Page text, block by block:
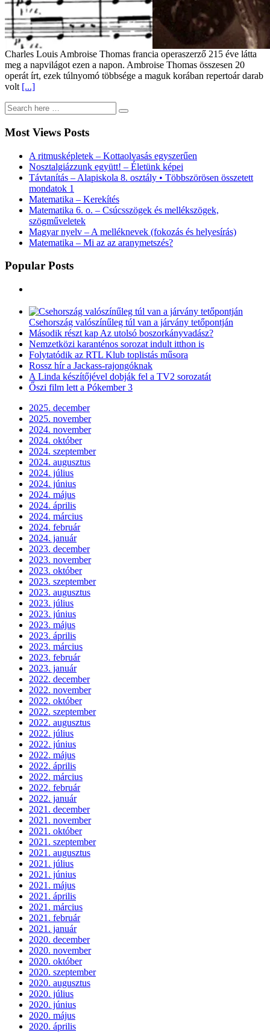
Charles Louis Ambroise Thomas francia operaszerző 215 éve látta
meg a napvilágot ezen a napon. Ambroise Thomas összesen 20
operát írt, ezek túlnyomó többsége a maguk korában repertoár darab
volt [...]
Most Views Posts
A ritmusképletek – Kottaolvasás egyszerűen
Nosztalgiázzunk együtt! – Életünk képei
Távtanítás – Alapiskola 8. osztály • Többszörösen összetett
mondatok 1
Matematika – Kerekítés
Matematika 6. o. – Csúcsszögek és mellékszögek,
szögműveletek
Magyar nyelv – A melléknevek (fokozás és helyesírás)
Matematika – Mi az az aranymetszés?
Popular Posts
Csehország valószínűleg túl van a járvány tetőpontján
Második részt kap Az utolsó boszorkányvadász?
Nemzetközi karanténos sorozat indult itthon is
Folytatódik az RTL Klub toplistás műsora
Rossz hír a Jackass-rajongóknak
A Linda készítőjével dobják fel a TV2 sorozatát
Őszi film lett a Pókember 3
2025. december
2025. november
2024. november
2024. október
2024. szeptember
2024. augusztus
2024. július
2024. június
2024. május
2024. április
2024. március
2024. február
2024. január
2023. december
2023. november
2023. október
2023. szeptember
2023. augusztus
2023. július
2023. június
2023. május
2023. április
2023. március
2023. február
2023. január
2022. december
2022. november
2022. október
2022. szeptember
2022. augusztus
2022. július
2022. június
2022. május
2022. április
2022. március
2022. február
2022. január
2021. december
2021. november
2021. október
2021. szeptember
2021. augusztus
2021. július
2021. június
2021. május
2021. április
2021. március
2021. február
2021. január
2020. december
2020. november
2020. október
2020. szeptember
2020. augusztus
2020. július
2020. június
2020. május
2020. április